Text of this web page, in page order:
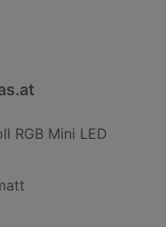
RGB Mini LED